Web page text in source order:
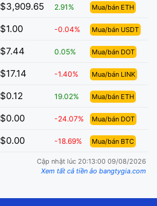
$3,909.65 2.91% Mua/bán ETH
$1.00 -0.04% Mua/bán USDT
$7.44 0.05% Mua/bán DOT
$17.14 -1.40% Mua/bán LINK
$0.12 19.02% Mua/bán ETH
$0.00 -24.07% Mua/bán DOT
$0.00 -18.69% Mua/bán BTC
Cập nhật lúc 20:13:00 09/08/2026
Xem tất cả tiền ảo bangtygia.com